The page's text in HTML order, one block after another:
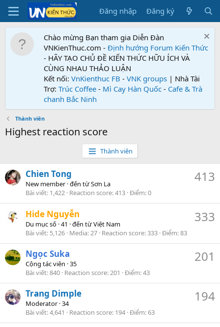
Đăng nhập Đăng ký
Chào mừng Bạn tham gia Diễn Đàn
VNKienThuc.com - Định hướng Forum Kiến Thức
- HÃY TẠO CHỦ ĐỀ KIẾN THỨC HỮU ÍCH VÀ
CÙNG NHAU THẢO LUẬN
Kết nối: VnKienthuc FB - VNK groups | Nhà Tài
Trợ: Trúc Coffee - Mì Cay Hàn Quốc - Cafe & Trà
chanh Bắc Ninh
Thành viên
Highest reaction score
Thành viên
413
Chien Tong
New member ·đến từSơn La
Bài viết 1,422 Reaction score 413 Điểm 0
333
Hide Nguyễn
Du mục số ·41 ·đến từViệt Nam
Bài viết 5,126 Media 27 Reaction score 333 Điểm 83
201
Ngọc Suka
Cộng tác viên ·35
Bài viết 840 Reaction score 201 Điểm 43
194
Trang Dimple
Moderator ·34
Bài viết 4,641 Reaction score 194 Điểm 63